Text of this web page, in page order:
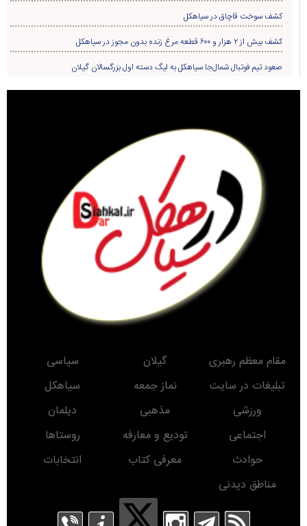
کشف سوخت قاچاق در سياهکل
کشف بیش از ۲ هزار و ۶۰۰ قطعه مرغ زنده بدون مجوز در سیاهکل
صعود تیم فوتبال شمال‌جا‌ سیاهکل به لیگ دسته اول بزرگسالان گیلان
مقام معظم رهبری گیلان
سیاسی
تبلیغات در سایت
نماز جمعه
سیاهکل
ورزشی
مذهبی
دیلمان
اجتماعی
تودیع و معارفه
روستاها
حوادث
معرفی کتاب
انتخابات
مناطق دیدنی